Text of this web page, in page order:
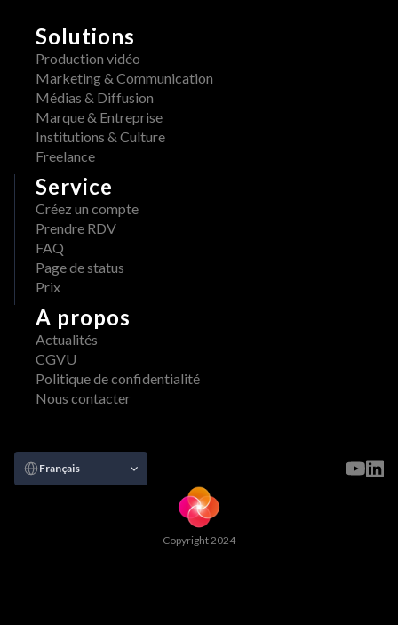
Solutions
Production vidéo
Marketing & Communication
Médias & Diffusion
Marque & Entreprise
Institutions & Culture
Freelance
Service
Créez un compte
Prendre RDV
FAQ
Page de status
Prix
A propos
Actualités
CGVU
Politique de confidentialité
Nous contacter
Copyright 2024
Select Language
Français